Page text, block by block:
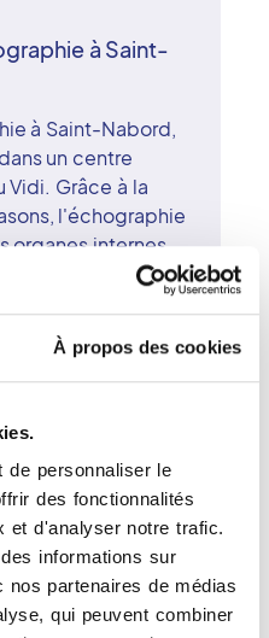
À propos des cookies
de personnaliser le
des fonctionnalités
et d'analyser notre trafic.
informations sur
partenaires de médias
qui peuvent combiner
à Saint-
à Saint-Nabord,
un centre
Vidi. Grâce à la
l'échographie
organes internes,
sans aucune
de nombreux
radiologues du
experts et
des images.
et l'humain
À Saint-
bénéficie d'un
pour un examen